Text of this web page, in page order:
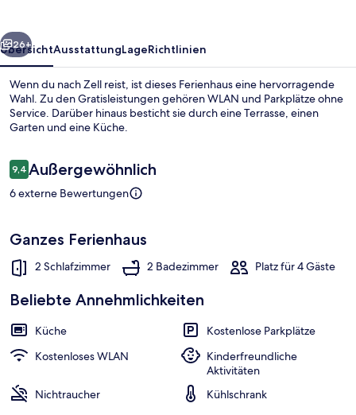
Weiter
26+
ÜbersichtAusstattungLageRichtlinien
Wenn du nach Zell reist, ist dieses Ferienhaus eine hervorragende
Wahl. Zu den Gratisleistungen gehören WLAN und Parkplätze ohne
Service. Darüber hinaus besticht sie durch eine Terrasse, einen
Garten und eine Küche.
Bewertungen
9,49,4 von 10.
Außergewöhnlich
6 externe Bewertungen
Ganzes Ferienhaus
2 Schlafzimmer 2 Badezimmer Platz für 4 Gäste
Beliebte Annehmlichkeiten
Küche
Kostenlose Parkplätze
Kostenloses WLAN
Kinderfreundliche
Aktivitäten
Nichtraucher
Kühlschrank